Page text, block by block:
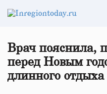
Врач пояснила,
перед Новым
длинного отдыха